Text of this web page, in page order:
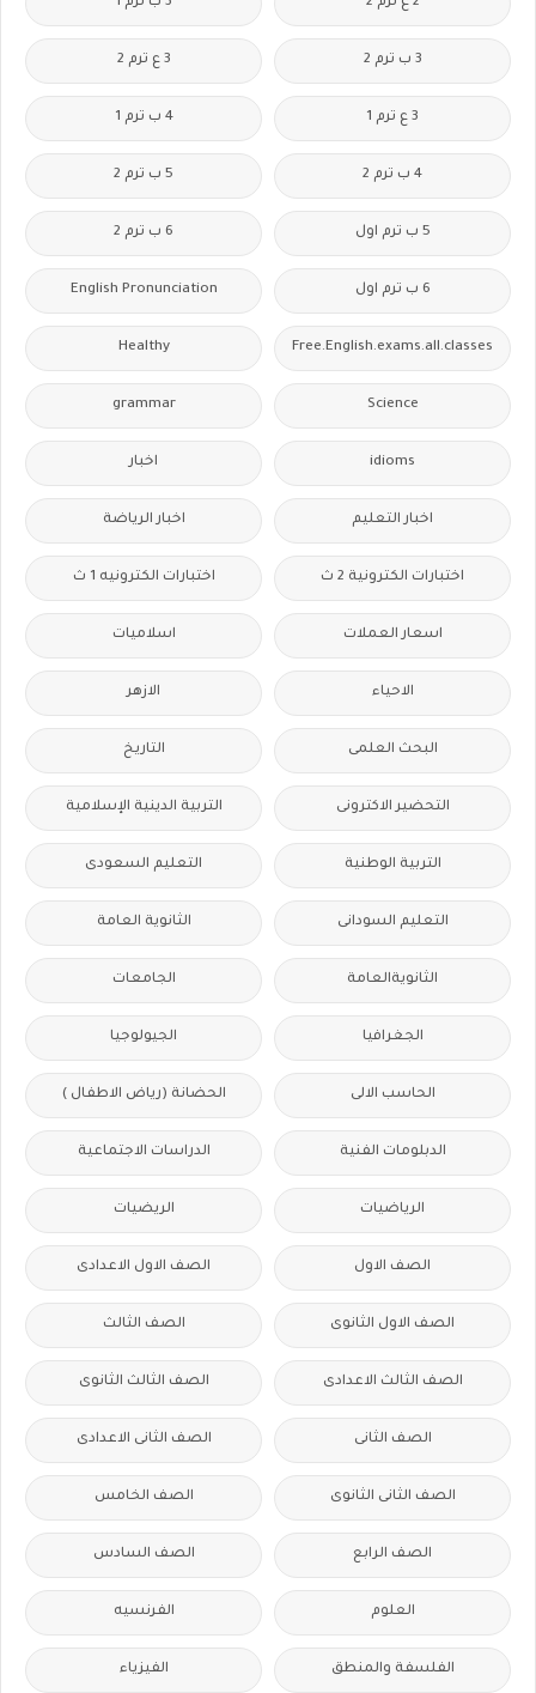
2 ع ترم 2 3 ب ترم 1
3 ب ترم 2 3 ع ترم 2
3 ع ترم 1 4 ب ترم 1
4 ب ترم 2 5 ب ترم 2
5 ب ترم اول 6 ب ترم 2
6 ب ترم اول English Pronunciation
Free.English.exams.all.classes
Healthy
Science
grammar
idioms اخبار
اخبار التعليم اخبار الرياضة
اختبارات الكترونية 2 ث اختبارات الكترونيه 1 ث
اسعار العملات اسلاميات
الاحياء الازهر
البحث العلمى التاريخ
التحضير الاكترونى التربية الدينية الإسلامية
التربية الوطنية التعليم السعودى
التعليم السودانى الثانوية العامة
الثانويةالعامة الجامعات
الجغرافيا الجيولوجيا
الحاسب الالى الحضانة (رياض الاطفال )
الدبلومات الفنية الدراسات الاجتماعية
الرياضيات الريضيات
الصف الاول الصف الاول الاعدادى
الصف الاول الثانوى الصف الثالث
الصف الثالث الاعدادى الصف الثالث الثانوى
الصف الثانى الصف الثانى الاعدادى
الصف الثانى الثانوى الصف الخامس
الصف الرابع الصف السادس
العلوم الفرنسيه
الفلسفة والمنطق الفيزياء